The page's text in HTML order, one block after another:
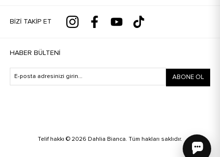
BIZI TAKIP ET
HABER BÜLTENI
ABONE OL
Telif hakkı © 2026 Dahlia Bianca. Tüm hakları saklıdır.